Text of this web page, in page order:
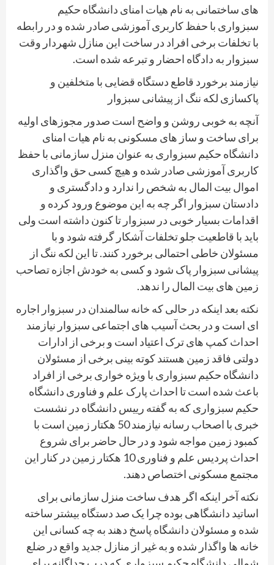
های ساختمانی به نام هیات امنای دانشگاه حکیم
سبزواری با حفظ کاربری آموزشی صادر شده و در رابطه
با تخلفات برخی افراد در ساخت این منازل شهردار وقت
سبزوار به دادگاه احضار و تبرعه شده است.
نیازمند برخورد قاطع دستگاه قضایی با متخلفین و
پاکسازی لکه ننگ از پیشانی سبزوار
آنچه به خوبی روشن و واضح است صدور مجوزهای اولیه
برای ساخت و ساز های مسکونی به نام هیات امنای
دانشگاه حکیم سبزواری به عنوان منزل سازمانی با حفظ
کاربری آموزشی صادر شده و هیچ کسی حق واگذاری
اموال بیت المال به شخص را ندارد و دادگستری و
دادستان سبزوار اگر چه به این موضوع ورود کرده و
اقدامات بسیار خوبی در سبزوار تا کنون داشته است ولی
باید با قاطعیت جلو تخلفات آشکار گرفته شود و با
مسئولان خاطی احتمالی برخورد کنند. تا این لکه ننگ از
پیشانی سبزوار پاک شود و کسی به خودش اجازه تصاحب
زمین های بیت المال را ندهد.
نکته بعد اینکه در حالی که خانه سالمندان در سبزوار اجاره
ای است و در بحث آسیب های اجتماعی سبزوار نیازمند
احداث کمپ های ترک اعتیاد است و برخی از ادارات
دولتی فاقد زمین هستند کوته بینی برخی از مسئولان
دانشگاه حکیم سبزواری با ویژه خواری برخی از افراد
باعث شده است تا احداث پارک علم و فناوری دانشگاه
حکیم سبزواری که به گفته رییس دانشگاه در نشست
خبری با اصحاب رسانه نیازمند 50 هکتار زمین است با
کمبود زمین مواجه شود و در حال حاضر برای شروع
احداث پردیس علم و فناوری 10 هکتار زمین در کنار این
مجتمع مسکونی اختصاص دهند.
نکته آخر اینکه اگر هدف ساخت منزل سازمانی برای
اساتید دانشگاهی بوده چرا یک صد دستگاه بیشتر ساخته
شده و مسئولان دانشگاه پاسخ دهند به چه کسانی این
خانه ها واگذار شده و به غیر از منازل جدید واقع در ضلع